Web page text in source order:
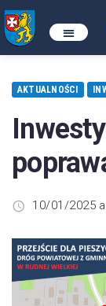
AKTUALNOŚCI
10/01/2025